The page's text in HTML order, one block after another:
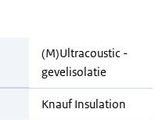
(M)Ultracoustic -
gevelisolatie
Knauf Insulation